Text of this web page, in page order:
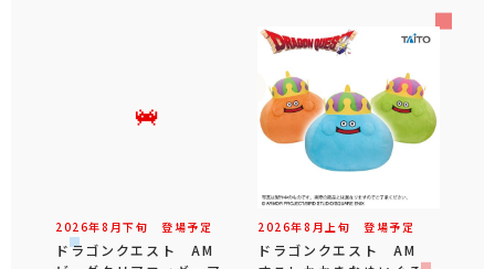
2026年8 月下旬 登場予定
ドラゴンクエスト AM
2026年8 月 上旬 登場予定
ドラゴンクエスト AM